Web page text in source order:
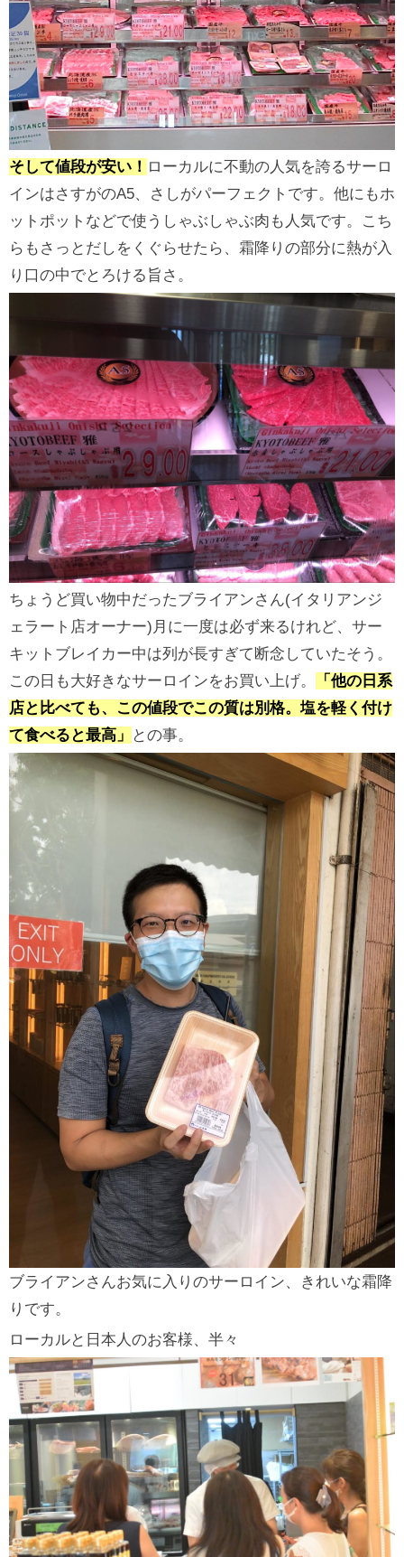
そして値段が安い！ ローカルに不動の人気を誇るサーロ
インはさすがのA5、さしがパーフェクトです。他にもホ
ットポットなどで使うしゃぶしゃぶ肉も人気です。こち
らもさっとだしをくぐらせたら、霜降りの部分に熱が入
り口の中でとろける旨さ。
ちょうど買い物中だったブライアンさん(イタリアンジ
ェラート店オーナー)月に一度は必ず来るけれど、サー
キットブレイカー中は列が長すぎて断念していたそう。
この日も大好きなサーロインをお買い上げ。
「他の日系
店と比べても、この値段でこの質は別格。塩を軽く付け
て食べると最高」
との事。
ブライアンさんお気に入りのサーロイン、きれいな霜降
りです。
ローカルと日本人のお客様、半々